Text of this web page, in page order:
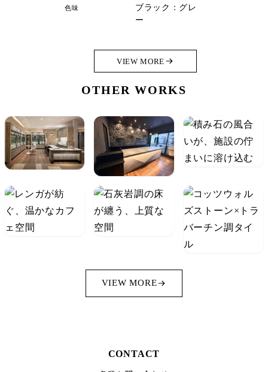
色味
ブラック：グレ
ー
VIEW MORE
OTHER WORKS
VIEW MORE
CONTACT